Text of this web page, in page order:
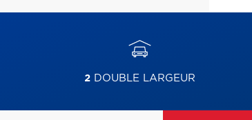
2DOUBLE LARGEUR